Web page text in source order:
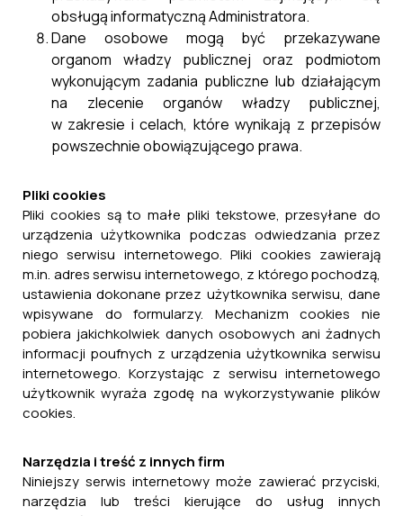
obsługą informatyczną Administratora.
Dane osobowe mogą być przekazywane
organom władzy publicznej oraz podmiotom
wykonującym zadania publiczne lub działającym
na zlecenie organów władzy publicznej,
w zakresie i celach, które wynikają z przepisów
powszechnie obowiązującego prawa.
Pliki cookies
Pliki cookies są to małe pliki tekstowe, przesyłane do
urządzenia użytkownika podczas odwiedzania przez
niego serwisu internetowego. Pliki cookies zawierają
m.in. adres serwisu internetowego, z którego pochodzą,
ustawienia dokonane przez użytkownika serwisu, dane
wpisywane do formularzy. Mechanizm cookies nie
pobiera jakichkolwiek danych osobowych ani żadnych
informacji poufnych z urządzenia użytkownika serwisu
internetowego. Korzystając z serwisu internetowego
użytkownik wyraża zgodę na wykorzystywanie plików
cookies.
Narzędzia i treść z innych firm
Niniejszy serwis internetowy może zawierać przyciski,
narzędzia lub treści kierujące do usług innych